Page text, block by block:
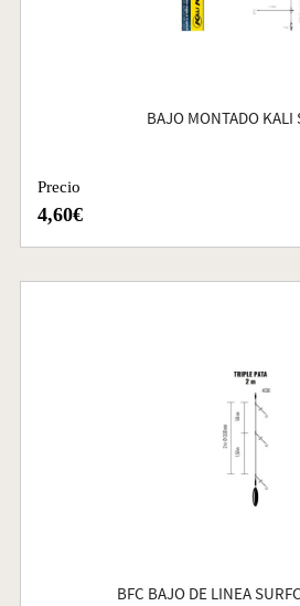
BAJO MONTADO KALI
Precio
4,60€
BFC BAJO DE LINEA